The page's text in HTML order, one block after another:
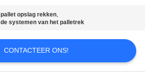
pallet opslag rekken,
de systemen van het palletrek
CONTACTEER ONS!